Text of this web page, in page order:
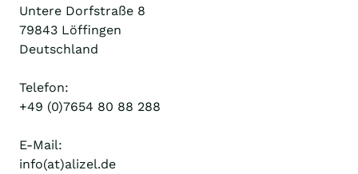
Untere Dorfstraße 8
79843 Löffingen
Deutschland
Telefon:
+49 (0)7654 80 88 288
E-Mail:
info(at)alizel.de